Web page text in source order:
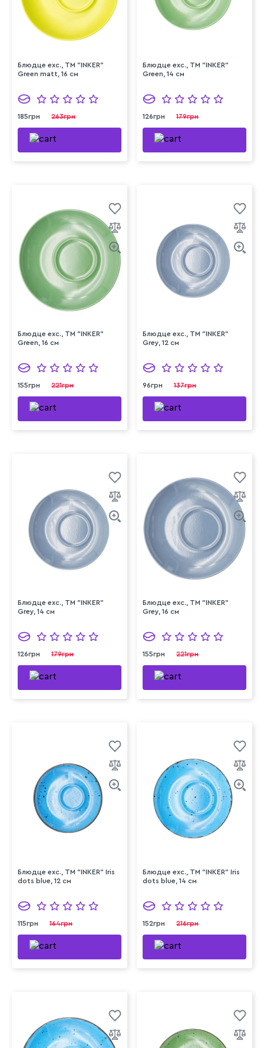
Блюдце exc., ТМ "INKER"
Green matt, 16 см
185грн 263грн
Блюдце exc., ТМ "INKER"
Green, 14 см
126грн 179грн
Блюдце exc., ТМ "INKER"
Green, 16 см
155грн 221грн
Блюдце exc., ТМ "INKER"
Grey, 12 см
96грн 137грн
Блюдце exc., ТМ "INKER"
Grey, 14 см
126грн 179грн
Блюдце exc., ТМ "INKER"
Grey, 16 см
155грн 221грн
Блюдце exc., ТМ "INKER" Iris
dots blue, 12 см
115грн 164грн
Блюдце exc., ТМ "INKER" Iris
dots blue, 14 см
152грн 216грн